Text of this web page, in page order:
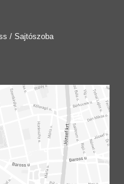
/ Sajtószoba